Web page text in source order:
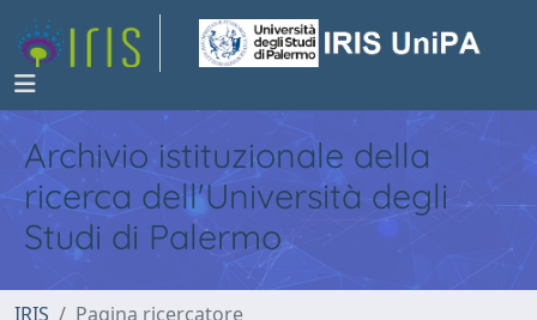
Archivio istituzionale della
ricerca dell'Università degli
Studi di Palermo
IRIS Pagina ricercatore